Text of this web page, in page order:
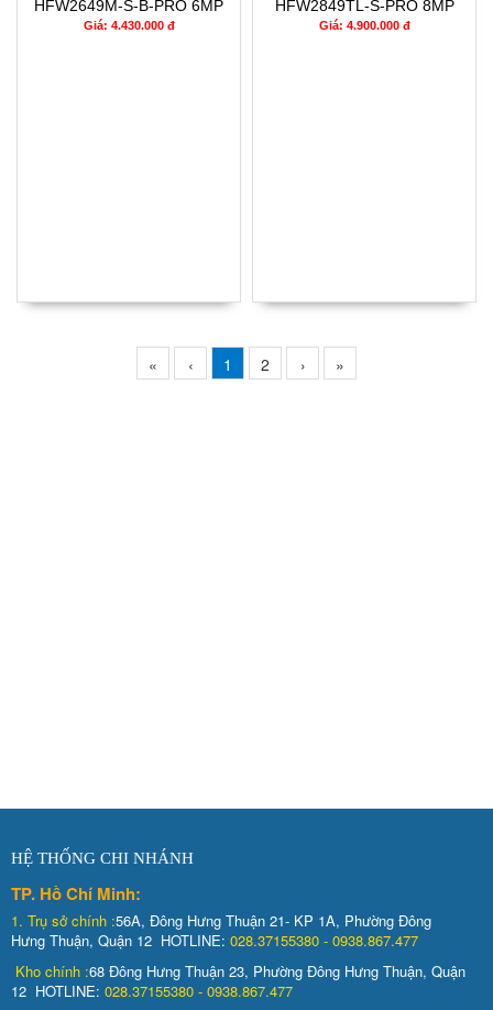
HFW2649M-S-B-PRO 6MP
Giá: 4.430.000 đ
HFW2849TL-S-PRO 8MP
Giá: 4.900.000 đ
« ‹ 1 2 › »
HỆ THỐNG CHI NHÁNH
TP. Hồ Chí Minh:
1. Trụ sở chính :56A, Đông Hưng Thuận 21- KP 1A, Phường Đông
Hưng Thuận, Quận 12 HOTLINE: 028.37155380 - 0938.867.477
Kho chính :68 Đông Hưng Thuận 23, Phường Đông Hưng Thuận, Quận
12 HOTLINE: 028.37155380 - 0938.867.477